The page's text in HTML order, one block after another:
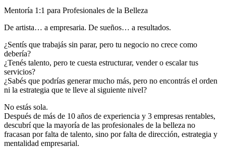
Mentoría 1:1 para Profesionales de la Belleza
De artista… a empresaria. De sueños… a resultados.
¿Sentís que trabajás sin parar, pero tu negocio no crece como
debería?
¿Tenés talento, pero te cuesta estructurar, vender o escalar tus
servicios?
¿Sabés que podrías generar mucho más, pero no encontrás el orden
ni la estrategia que te lleve al siguiente nivel?
No estás sola.
Después de más de 10 años de experiencia y 3 empresas rentables,
descubrí que la mayoría de las profesionales de la belleza no
fracasan por falta de talento, sino por falta de dirección, estrategia y
mentalidad empresarial.